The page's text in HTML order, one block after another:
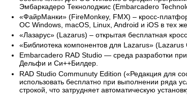
Если вы уже являетесь зарегистрированным
страницы; обратитесь к нам для получения ссылки
Эмбаркадеро Текнолоджис (Embarcadero
«ФайрМанки» (FireMonkey, FMX) – кросс-
ОС Windows, macOS, Linux, Android и iOS в тех
«Лазарус» (Lazarus) – открытая бесплатная
«Библиотека компонентов для Lazarus»
Embarcadero RAD Studio — среда разработки
Дельфи и Си++Билдер.
RAD Studio Communuty Edition («Редакция для
использовать бесплатно при выполнении ряда
строкой, что затрудняет автоматическую